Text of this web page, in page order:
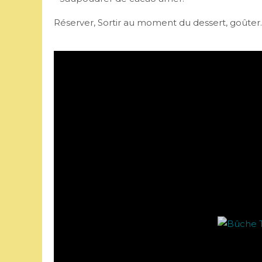
Réserver, Sortir au moment du dessert,